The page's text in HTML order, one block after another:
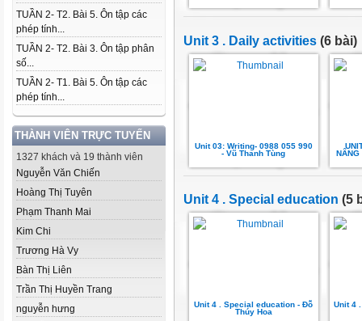
TUẦN 2- T2. Bài 5. Ôn tập các
phép tính...
TUẦN 2- T2. Bài 3. Ôn tập phân
số...
TUẦN 2- T1. Bài 5. Ôn tập các
phép tính...
THÀNH VIÊN TRỰC TUYẾN
1327 khách và 19 thành viên
Nguyễn Văn Chiến
Hoàng Thị Tuyên
Phạm Thanh Mai
Kim Chi
Trương Hà Vy
Bàn Thị Liên
Trần Thị Huyền Trang
nguyễn hưng
Unit 3 . Daily activities (6 bài)
Unit 03: Writing- 0988 055 990
- Vũ Thanh Tùng
Unit 4 . Special education (5
Unit 4 . Special education - Đỗ
Thúy Hoa
Unit 4